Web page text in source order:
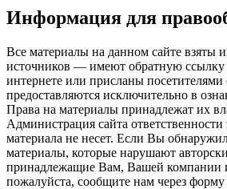
Информация для
Все материалы на данном сайте взяты
источников — имеют обратную ссылку
интернете или присланы посетителями
предоставляются исключительно в
Права на материалы принадлежат их
Администрация сайта ответственности
материала не несет. Если Вы
материалы, которые нарушают
принадлежащие Вам, Вашей компании
пожалуйста, сообщите нам через форму